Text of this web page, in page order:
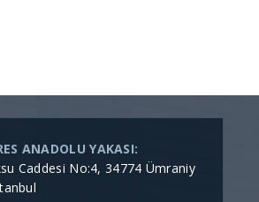
ANADOLU YAKASI:
Caddesi No:4, 34774 Ümraniy